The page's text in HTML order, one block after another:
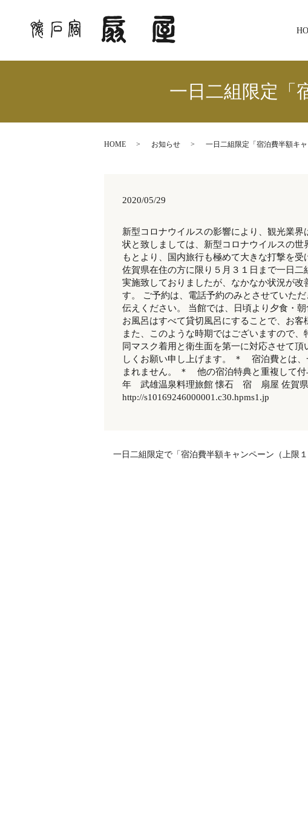
一日二組限定「
HOME お知らせ 一日二組限定「宿泊費半額キ
2020/05/29
新型コロナウイルスの影響により、観光業
状と致しましては、新型コロナウイルスの
もとより、国内旅行も極めて大きな打撃を
佐賀県在住の方に限り５月３１日まで一日
実施致しておりましたが、なかなか状況が
す。 ご予約は、電話予約のみとさせていた
伝えください。 当館では、日頃より夕食・
お風呂はすべて貸切風呂にすることで、お客
また、このような時期ではございますので
同マスク着用と衛生面を第一に対応させて
しくお願い申し上げます。 ＊ 宿泊費とは
まれません。 ＊ 他の宿泊特典と重複して
年 武雄温泉料理旅館 懐石 宿 扇屋 佐賀
http://s10169246000001.c30.hpms1.jp
一日二組限定で「宿泊費半額キャンペーン（上限